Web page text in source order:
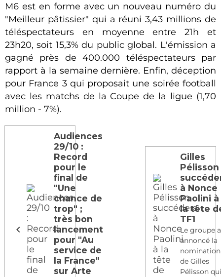
M6 est en forme avec un nouveau numéro du
"Meilleur pâtissier" qui a réuni 3,43 millions de
téléspectateurs en moyenne entre 21h et
23h20, soit 15,3% du public global. L'émission a
gagné près de 400.000 téléspectateurs par
rapport à la semaine dernière. Enfin, déception
pour France 3 qui proposait une soirée football
avec les matchs de la Coupe de la ligue (1,70
million - 7%).
Audiences
29/10 :
Record
pour le
final de
"Une
chance de
trop" ;
très bon
lancement
pour "Au
service de
la France"
sur Arte
Gilles
Pélisson
à Nonce
Paolini à
la tête
TF1
Le groupe a
annoncé la
nomination
de Gilles
Pélisson